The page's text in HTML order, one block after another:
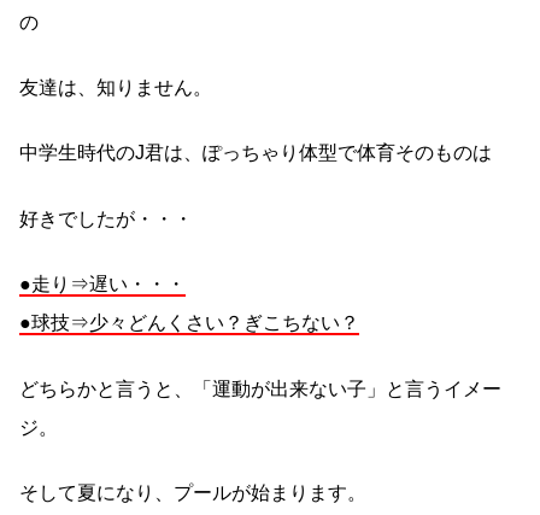
の
友達は、知りません。
中学生時代のJ君は、ぽっちゃり体型で体育そのものは
好きでしたが・・・
●走り⇒遅い・・・
●球技⇒少々どんくさい？ぎこちない？
どちらかと言うと、「運動が出来ない子」と言うイメー
ジ。
そして夏になり、プールが始まります。